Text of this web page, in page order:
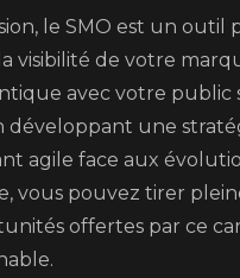
le SMO est un outil
visibilité de votre
avec votre public
développant une
agile face aux
vous pouvez tirer
offertes par ce